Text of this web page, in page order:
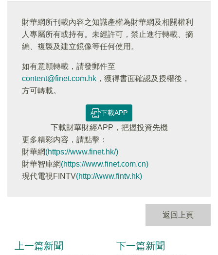
財華網所刊載內容之知識產權為財華網及相關權利
人專屬所有或持有。未經許可，禁止進行轉載、摘
編、複製及建立鏡像等任何使用。
如有意願轉載，請發郵件至
content@finet.com.hk ，獲得書面確認及授權後，
方可轉載。
下載APP
下載財華財經APP，把握投資先機
更多精彩内容，請點擊：
財華網(https://www.finet.hk/)
財華智庫網(https://www.finet.com.cn)
現代電視FINTV(http://www.fintv.hk)
返回上頁
上一篇新聞 下一篇新聞